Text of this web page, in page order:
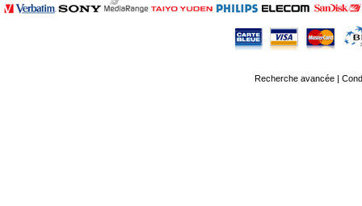
Recherche avancée|